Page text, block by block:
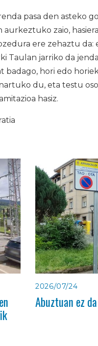
pasa den asteko
aurkeztuko zaio,
ere zehaztu da:
Taulan jarriko da
badago, hori edo
du, eta testu
hasiz.
2026/07/24
Abuztuan ez